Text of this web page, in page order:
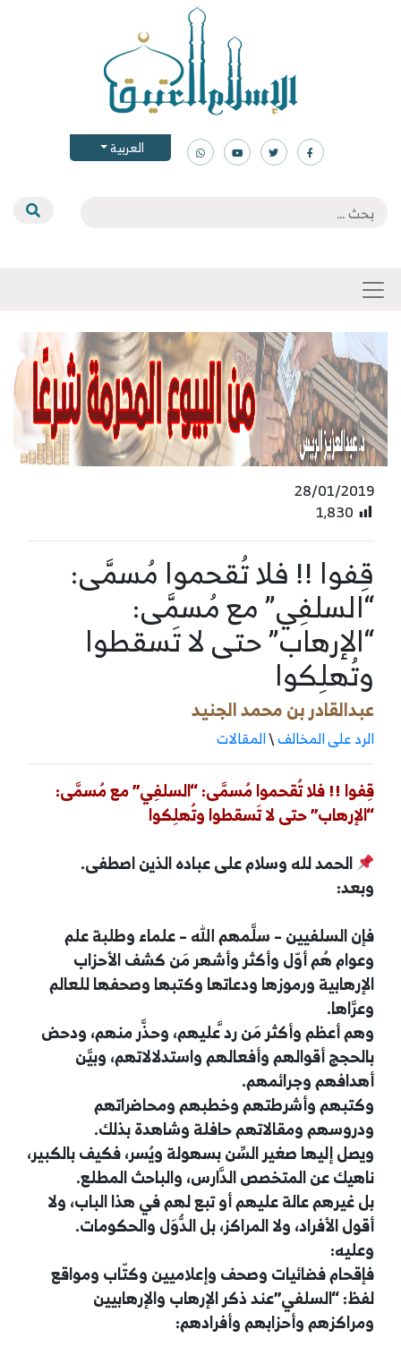
العربية
28/01/2019
1٬830
قِفوا !! فلا تُقحموا مُسمَّى:
“السلفِي” مع مُسمَّى:
“الإرهاب” حتى لا تَسقطوا
وتُهلِكوا
عبدالقادر بن محمد الجنيد
الرد على المخالف\المقالات
قِفوا !! فلا تُقحموا مُسمَّى: “السلفِي” مع مُسمَّى:
“الإرهاب” حتى لا تَسقطوا وتُهلِكوا
الحمد لله وسلام على عباده الذين اصطفى.
وبعد:
فإن السلفيين – سلَّمهم الله – علماء وطلبة علم
وعوام هُم أوّل وأكثر وأشهر مَن كشف الأحزاب
الإرهابية ورموزها ودعاتها وكتبها وصحفها للعالم
وعرَّاها.
وهم أعظم وأكثر مَن رد َّعليهم، وحذَّر منهم، ودحض
بالحجج أقوالهم وأفعالهم واستدلالاتهم، وبيَّن
أهدافهم وجرائمهم.
وكتبهم وأشرطتهم وخطبهم ومحاضراتهم
ودروسهم ومقالاتهم حافلة وشاهدة بذلك.
ويصل إليها صغير السِّن بسهولة ويُسر، فكيف بالكبير،
ناهيك عن المتخصص الدَّارس، والباحث المطلع.
بل غيرهم عالة عليهم أو تبع لهم في هذا الباب، ولا
أقول الأفراد، ولا المراكز، بل الدُّوَل والحكومات.
وعليه:
فإقحام فضائيات وصحف وإعلاميين وكتّاب ومواقع
لفظ: “السلفي”عند ذكر الإرهاب والإرهابيين
ومراكزهم وأحزابهم وأفرادهم: